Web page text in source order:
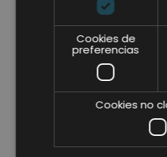
* campos obligatorios.
He leído y acepto la
y consiento
que utilice la información
formulario para estar en
enviarme
Cookies de
preferencias
Cookies no